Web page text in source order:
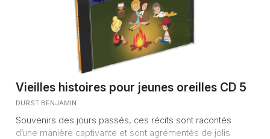
Vieilles histoires pour jeunes oreilles CD 5
DURST BENJAMIN
Souvenirs des jours passés, ces récits sont racontés
d’une manière captivante et sont agrémentés de jolis